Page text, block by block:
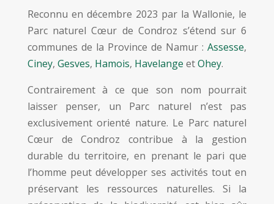
Reconnu en décembre 2023 par la Wallonie, le
Parc naturel Cœur de Condroz s’étend sur 6
communes de la Province de Namur :Assesse,
Ciney, Gesves, Hamois, Havelange etOhey.
Contrairement à ce que son nom pourrait
laisser penser, un Parc naturel n’est pas
exclusivement orienté nature. Le Parc naturel
Cœur de Condroz contribue à la gestion
durable du territoire, en prenant le pari que
l’homme peut développer ses activités tout en
préservant les ressources naturelles. Si la